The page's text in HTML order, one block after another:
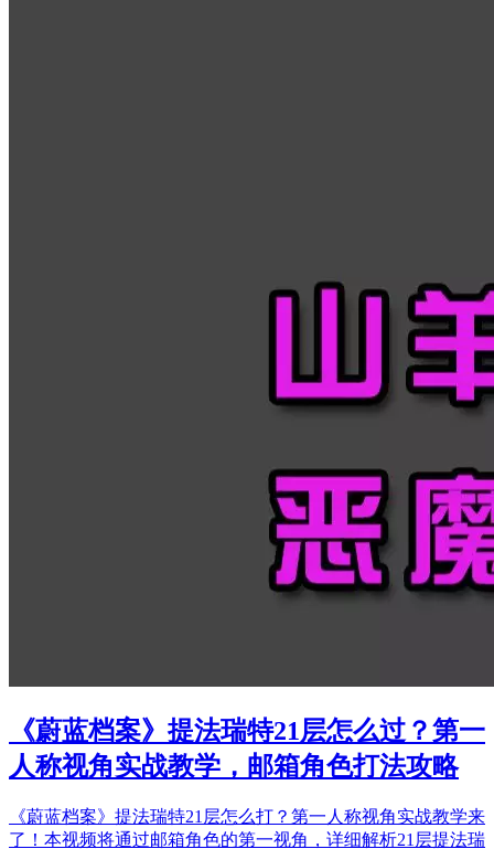
《蔚蓝档案》提法瑞特21层怎么过？第一
人称视角实战教学，邮箱角色打法攻略
《蔚蓝档案》提法瑞特21层怎么打？第一人称视角实战教学来
了！本视频将通过邮箱角色的第一视角，详细解析21层提法瑞